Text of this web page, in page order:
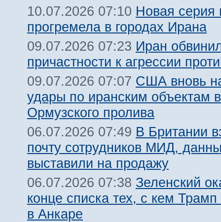
10.07.2026 07:10 Новая серия
прогремела в городах Ирана
09.07.2026 07:23 Иран
причастности к агрессии
09.07.2026 07:07 США вновь
удары по иранским объектам
Ормузского пролива
06.07.2026 07:49 В Британии
почту сотрудников МИД,
выставили на продажу
06.07.2026 07:38 Зеленский
конце списка тех, с кем Трамп
в Анкаре